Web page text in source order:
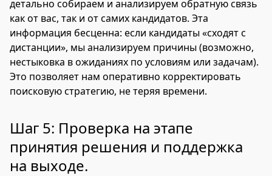
детально собираем и анализируем обратную связь
как от вас, так и от самих кандидатов. Эта
информация бесценна: если кандидаты «сходят с
дистанции», мы анализируем причины (возможно,
нестыковка в ожиданиях по условиям или задачам).
Это позволяет нам оперативно корректировать
поисковую стратегию, не теряя времени.
Шаг 5: Проверка на этапе
принятия решения и поддержка
на выходе.